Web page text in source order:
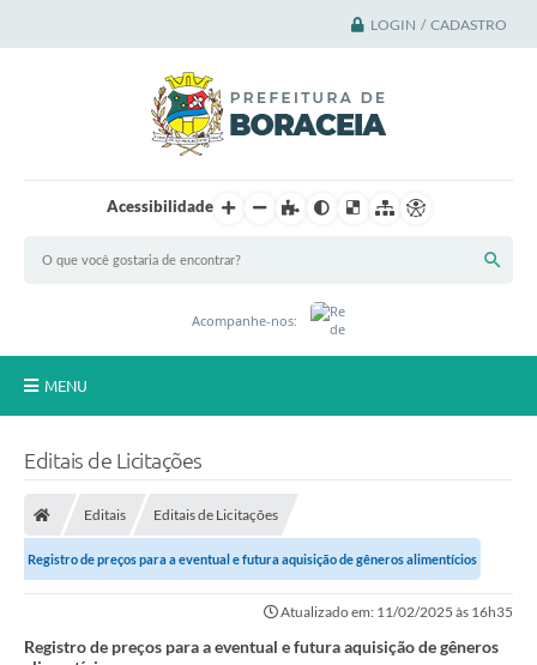
LOGIN / CADASTRO
Acessibilidade
Acompanhe-nos:
MENU
Notícias
Editais de Licitações
Editais Editais de Licitações
Registro de preços para a eventual e futura aquisição de gêneros alimentícios
Atualizado em: 11/02/2025 às 16h35
Registro de preços para a eventual e futura aquisição de gêneros